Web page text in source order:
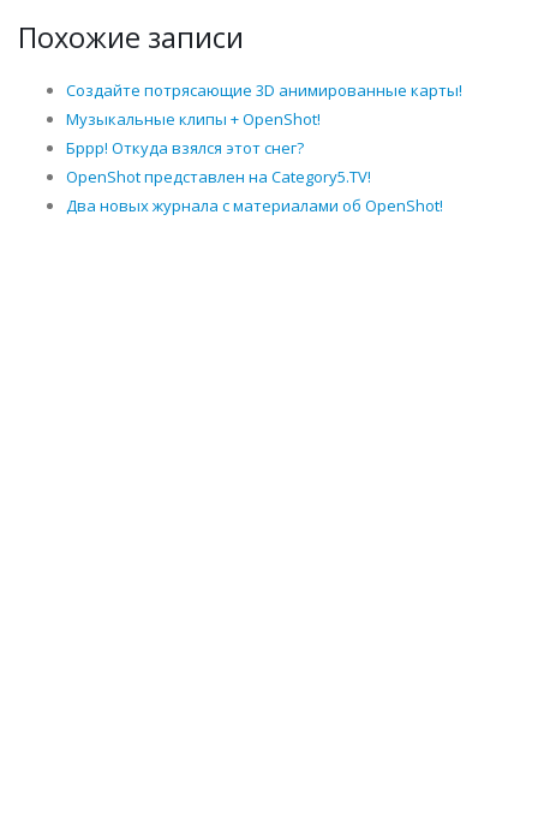
Похожие записи
Создайте потрясающие 3D анимированные карты!
Музыкальные клипы + OpenShot!
Бррр! Откуда взялся этот снег?
OpenShot представлен на Category5.TV!
Два новых журнала с материалами об OpenShot!